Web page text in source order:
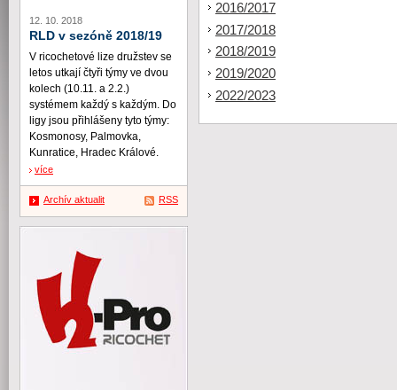
2016/2017
2017/2018
2018/2019
2019/2020
2022/2023
12. 10. 2018
RLD v sezóně 2018/19
V ricochetové lize družstev se
letos utkají čtyři týmy ve dvou
kolech (10.11. a 2.2.)
systémem každý s každým. Do
ligy jsou přihlášeny tyto týmy:
Kosmonosy, Palmovka,
Kunratice, Hradec Králové.
více
Archív aktualit RSS